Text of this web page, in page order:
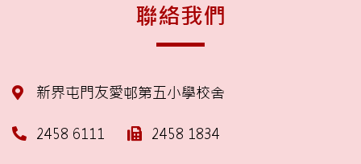
聯絡我們
新界屯門友愛邨第五小學校舍
2458 6111 2458 1834